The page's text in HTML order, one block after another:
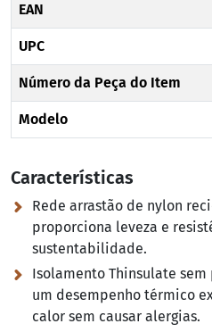
EAN
UPC
Número da Peça do Item
Modelo
Características
Rede arrastão de nylon
proporciona leveza e
sustentabilidade.
Isolamento Thinsulate sem
um desempenho térmico
calor sem causar alergias.